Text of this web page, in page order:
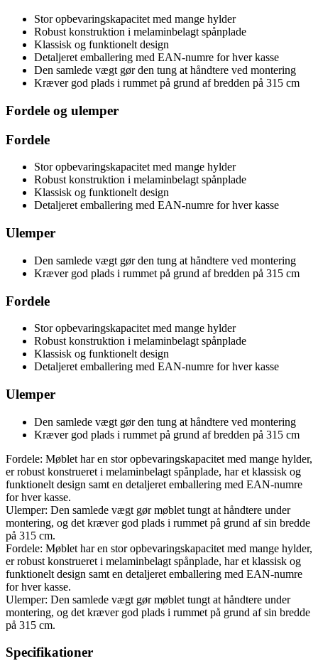
Stor opbevaringskapacitet med mange hylder
Robust konstruktion i melaminbelagt spånplade
Klassisk og funktionelt design
Detaljeret emballering med EAN-numre for hver kasse
Den samlede vægt gør den tung at håndtere ved montering
Kræver god plads i rummet på grund af bredden på 315 cm
Fordele og ulemper
Fordele
Stor opbevaringskapacitet med mange hylder
Robust konstruktion i melaminbelagt spånplade
Klassisk og funktionelt design
Detaljeret emballering med EAN-numre for hver kasse
Ulemper
Den samlede vægt gør den tung at håndtere ved montering
Kræver god plads i rummet på grund af bredden på 315 cm
Fordele
Stor opbevaringskapacitet med mange hylder
Robust konstruktion i melaminbelagt spånplade
Klassisk og funktionelt design
Detaljeret emballering med EAN-numre for hver kasse
Ulemper
Den samlede vægt gør den tung at håndtere ved montering
Kræver god plads i rummet på grund af bredden på 315 cm
Fordele: Møblet har en stor opbevaringskapacitet med mange hylder,
er robust konstrueret i melaminbelagt spånplade, har et klassisk og
funktionelt design samt en detaljeret emballering med EAN-numre
for hver kasse.
Ulemper: Den samlede vægt gør møblet tungt at håndtere under
montering, og det kræver god plads i rummet på grund af sin bredde
på 315 cm.
Fordele: Møblet har en stor opbevaringskapacitet med mange hylder,
er robust konstrueret i melaminbelagt spånplade, har et klassisk og
funktionelt design samt en detaljeret emballering med EAN-numre
for hver kasse.
Ulemper: Den samlede vægt gør møblet tungt at håndtere under
montering, og det kræver god plads i rummet på grund af sin bredde
på 315 cm.
Specifikationer